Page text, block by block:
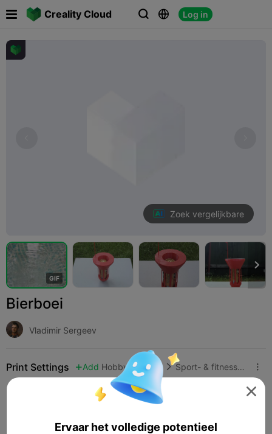
Creality Cloud   Log in
Zoek vergelijkbare
GIF

Bierboei
Vladimir Sergeev
Print Settings  Add Hobby's & DHZ  Sport- & fitnessapparatuur 
Printconfiguratie toevoegen
Verdien meer punten

Ervaar het volledige potentieel